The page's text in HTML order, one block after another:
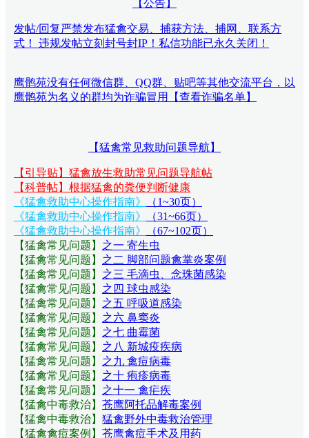
【公告】
发帖/回复严禁发布猛禽交易、捕获方法、捕网、联系方
式！ 违规发帖立刻封号封IP！私信功能已永久关闭！
鹰鹘苑没有任何微信群、QQ群、贴吧等其他交流平台，以
鹰鹘苑为名义的群均为诈骗冒用【查看诈骗名单】
【猛禽常见救助问题导航】
【引导贴】猛禽放生救助常见问题导航帖
【科普帖】根据猛禽的粪便判断健康
《猛禽救助中心操作指南》
（1~30页）
《猛禽救助中心操作指南》
（31~66页）
《猛禽救助中心操作指南》
（67~102页）
【猛禽常见问题 】 之一 寄生虫
【猛禽常见问题 】 之二 脚部问题禽掌炎案例
【猛禽常见问题 】 之三 毛滴虫、念珠菌感染
【猛禽常见问题 】 之四 球虫感染
【猛禽常见问题 】 之五 呼吸道感染
【猛禽常见问题 】 之六 鼻窦炎
【猛禽常见问题 】 之七 曲霉菌
【猛禽常见问题 】 之八 新城疫疾病
【猛禽常见问题 】 之九 禽痘病毒
【猛禽常见问题 】 之十 疱疹病毒
【猛禽常见问题 】 之十一 禽疟疾
【猛禽中毒救治】 苍鹰阿托品解毒案例
【猛禽中毒救治】 猛禽野外中毒救治管理
【猛禽禽痘案例】 苍鹰禽痘手术及用药